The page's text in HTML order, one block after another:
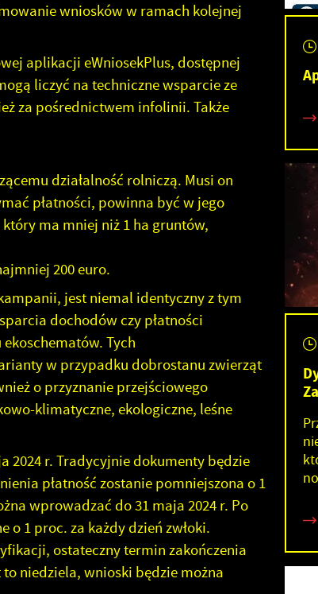
wniosków w ramach kolejnej
aplikacji eWniosekPlus, dostępnej
liczyć na techniczne wsparcie ze
za pośrednictwem infolinii. Także
działalność rolniczą. Musi on
płatności, powinna być w jego
ma mniej niż 1 ha gruntów,
200 euro.
jest niemal identyczny z tym
dochodów czy płatności
Tych
w przypadku dobrostanu zwierząt
o przyznanie przejściowego
klimatyczne, ekologiczne, leśne
2024 r. Tradycyjnie dokumenty będzie
płatność zostanie pomniejszona o 1
wprowadzać do 31 maja 2024 r. Po
1 proc. za każdy dzień zwłoki.
ostateczny termin zakończenia
niedziela, wnioski będzie można
zmienić ustawienia cookies lub
momencie możesz dokonać zmiany
funkcjonowania strony
korzystanie z oferowanych przez nas